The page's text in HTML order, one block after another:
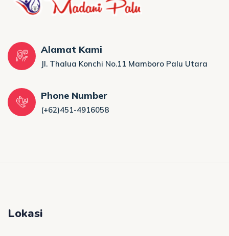
Alamat Kami
Jl. Thalua Konchi No.11 Mamboro Palu Utara
Phone Number
(+62)451-4916058
Lokasi